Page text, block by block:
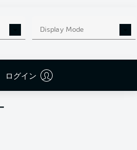
Display Mode
ログイン
Johannes Schenk